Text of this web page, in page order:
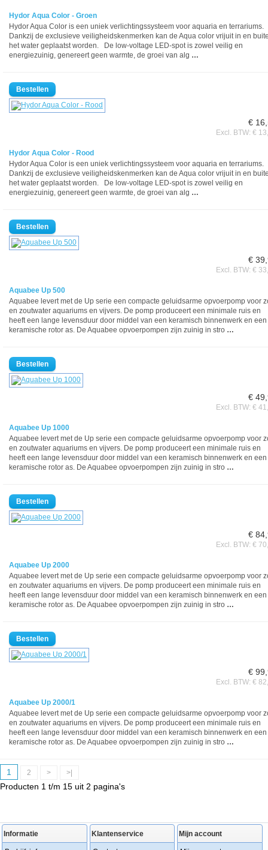
Hydor Aqua Color - Groen
Hydor Aqua Color is een uniek verlichtingssysteem voor aquaria en terrariums.
Dankzij de exclusieve veiligheidskenmerken kan de Aqua color vrijuit in en
het water geplaatst worden. De low-voltage LED-spot is zowel veilig en
energiezuinig, genereert geen warmte, de groei van alg …
€
Excl. BTW: €
Hydor Aqua Color - Rood
Hydor Aqua Color is een uniek verlichtingssysteem voor aquaria en terrariums.
Dankzij de exclusieve veiligheidskenmerken kan de Aqua color vrijuit in en
het water geplaatst worden. De low-voltage LED-spot is zowel veilig en
energiezuinig, genereert geen warmte, de groei van alg …
€
Excl. BTW: €
Aquabee Up 500
Aquabee levert met de Up serie een compacte geluidsarme opvoerpomp voor
en zoutwater aquariums en vijvers. De pomp produceert een minimale ruis en
heeft een lange levensduur door middel van een keramisch binnenwerk en een
keramische rotor as. De Aquabee opvoerpompen zijn zuinig in stro …
€
Excl. BTW: €
Aquabee Up 1000
Aquabee levert met de Up serie een compacte geluidsarme opvoerpomp voor
en zoutwater aquariums en vijvers. De pomp produceert een minimale ruis en
heeft een lange levensduur door middel van een keramisch binnenwerk en een
keramische rotor as. De Aquabee opvoerpompen zijn zuinig in stro …
€
Excl. BTW: €
Aquabee Up 2000
Aquabee levert met de Up serie een compacte geluidsarme opvoerpomp voor
en zoutwater aquariums en vijvers. De pomp produceert een minimale ruis en
heeft een lange levensduur door middel van een keramisch binnenwerk en een
keramische rotor as. De Aquabee opvoerpompen zijn zuinig in stro …
€
Excl. BTW: €
Aquabee Up 2000/1
Aquabee levert met de Up serie een compacte geluidsarme opvoerpomp voor
en zoutwater aquariums en vijvers. De pomp produceert een minimale ruis en
heeft een lange levensduur door middel van een keramisch binnenwerk en een
keramische rotor as. De Aquabee opvoerpompen zijn zuinig in stro …
1 2 > >|
Producten 1 t/m 15 uit 2 pagina's
Informatie Klantenservice Mijn account